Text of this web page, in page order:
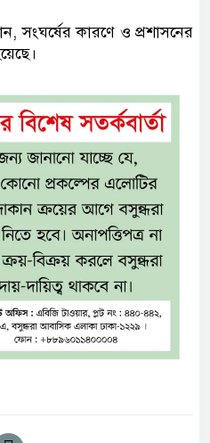
সংঘর্ষের কারণে ও প্রশাসনের